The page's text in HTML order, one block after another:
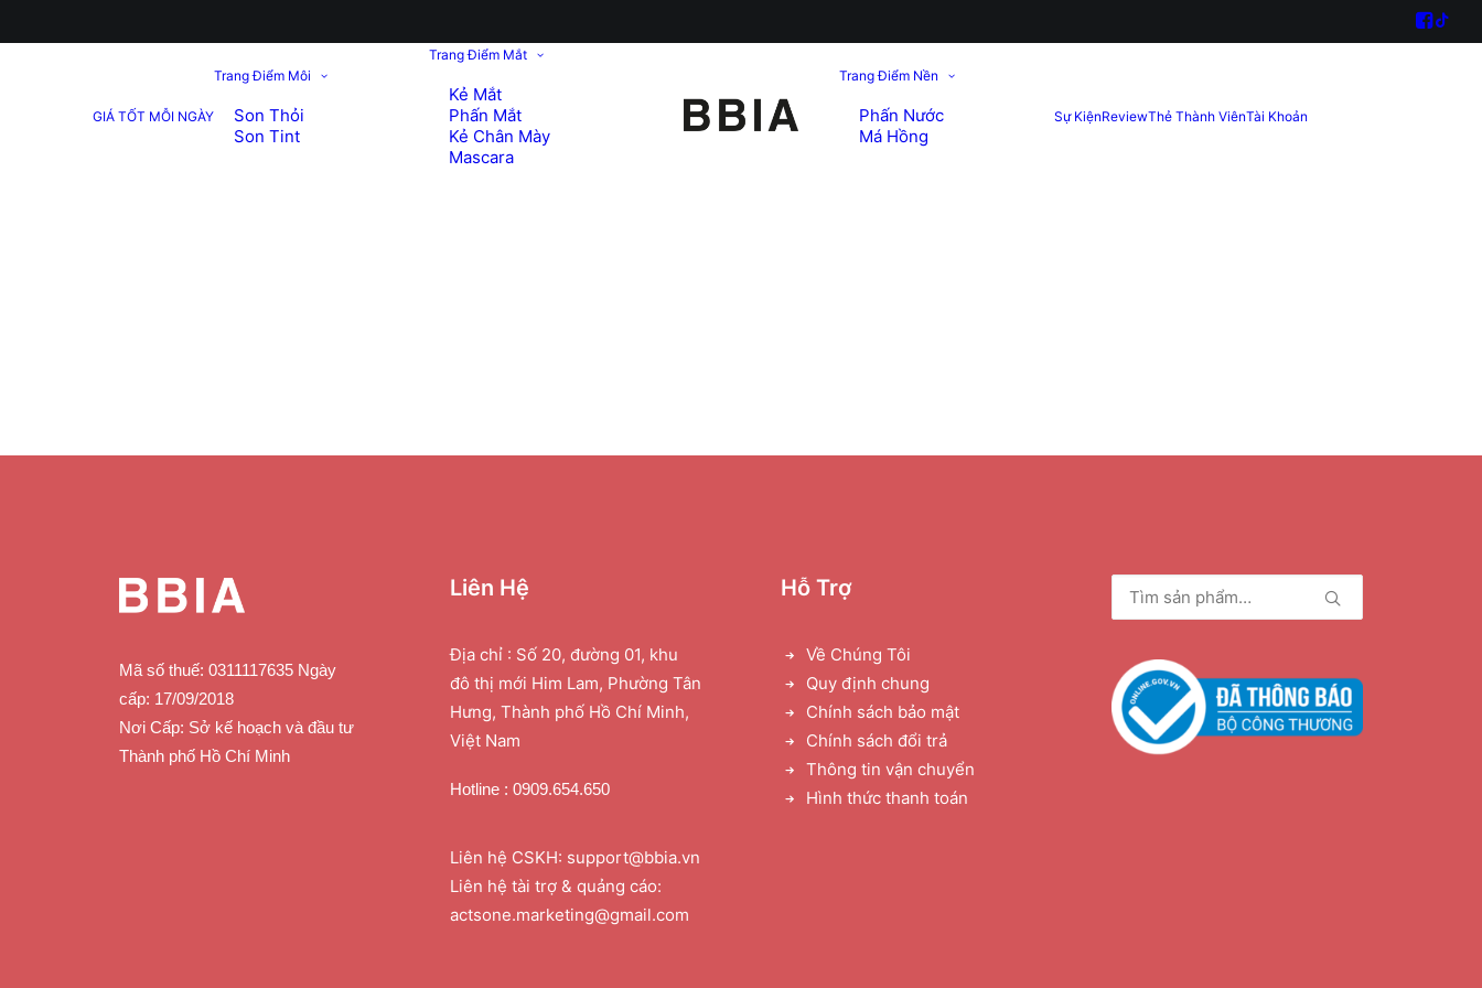
GIÁ TỐT MỖI NGÀY
Trang Điểm Môi
Son Thỏi
Son Tint
Trang Điểm Mắt
Kẻ Mắt
Phấn Mắt
Kẻ Chân Mày
Mascara
Trang Điểm Nền
Phấn Nước
Má Hồng
Sự KiệnReviewThẻ Thành ViênTài Khoản
Mã số thuế: 0311117635 Ngày
cấp: 17/09/2018
Nơi Cấp: Sở kế hoạch và đầu tư
Thành phố Hồ Chí Minh
Liên Hệ
Địa chỉ : Số 20, đường 01, khu
đô thị mới Him Lam, Phường Tân
Hưng, Thành phố Hồ Chí Minh,
Việt Nam
Hotline : 0909.654.650
Liên hệ CSKH: support@bbia.vn
Liên hệ tài trợ & quảng cáo:
actsone.marketing@gmail.com
Hỗ Trợ
Về Chúng Tôi
Quy định chung
Chính sách bảo mật
Chính sách đổi trả
Thông tin vận chuyển
Hình thức thanh toán
Tìm
kiếm: